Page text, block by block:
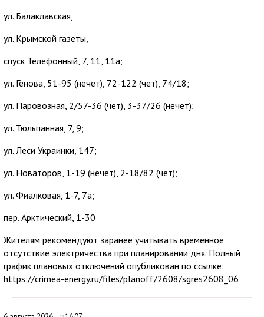
ул. Балаклавская,
ул. Крымской газеты,
спуск Телефонный, 7, 11, 11а;
ул. Генова, 51-95 (нечет), 72-122 (чет), 74/18;
ул. Паровозная, 2/57-36 (чет), 3-37/26 (нечет);
ул. Тюльпанная, 7, 9;
ул. Леси Украинки, 147;
ул. Новаторов, 1-19 (нечет), 2-18/82 (чет);
ул. Фиалковая, 1-7, 7а;
пер. Арктический, 1-30
Жителям рекомендуют заранее учитывать временное
отсутствие электричества при планировании дня. Полный
график плановых отключений опубликован по ссылке:
https://crimea-energy.ru/files/planoff/2608/sgres2608_06